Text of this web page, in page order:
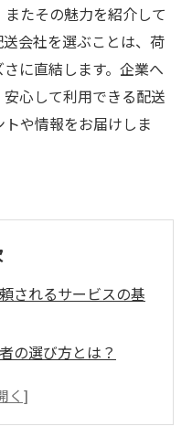
たその魅力を紹介して
会社を選ぶことは、荷
に直結します。企業へ
心して利用できる配送
や情報をお届けしま
されるサービスの基
の選び方とは？
送の実態